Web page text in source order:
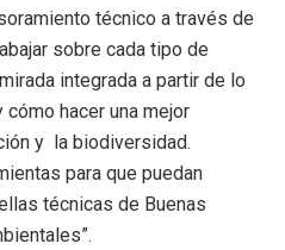
técnico a través de
sobre cada tipo de
integrada a partir de lo
hacer una mejor
y la biodiversidad.
para que puedan
técnicas de Buenas